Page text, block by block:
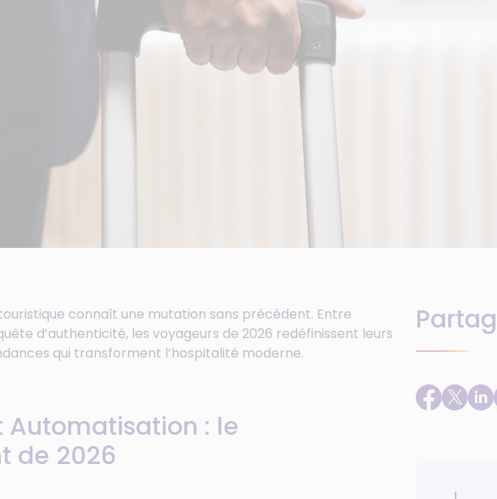
connaît une mutation sans précédent. Entre
d’authenticité, les voyageurs de 2026 redéfinissent leurs
qui transforment l’hospitalité moderne.
Automatisation : le
de 2026